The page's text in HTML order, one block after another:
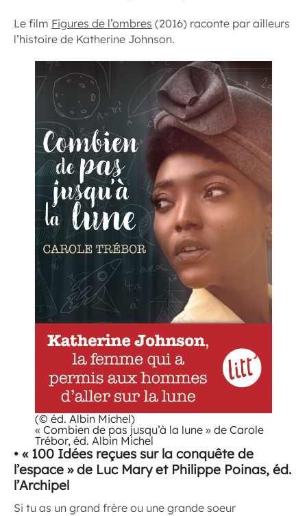
Le film Figures de l’ombres (2016) raconte par ailleurs
l’histoire de Katherine Johnson.
(© éd. Albin Michel)
« Combien de pas jusqu’à la lune » de Carole
Trébor, éd. Albin Michel
• « 100 Idées reçues sur la conquête de
l’espace » de Luc Mary et Philippe Poinas, éd.
l’Archipel
Si tu as un grand frère ou une grande soeur